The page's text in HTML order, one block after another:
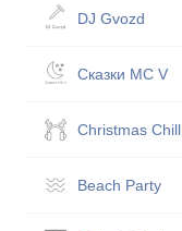
DJ Gvozd
Сказ­ки MC V
Christmas Chill
Beach Party